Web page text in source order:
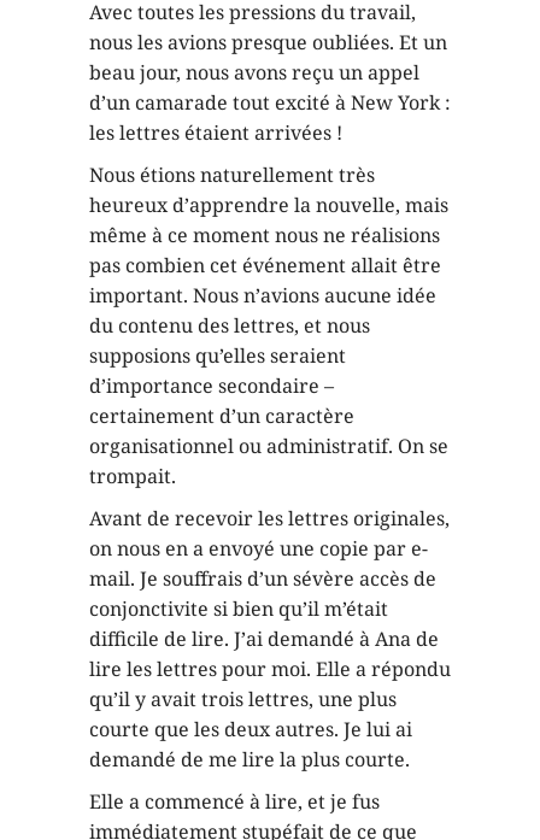
Avec toutes les pressions du travail,
nous les avions presque oubliées. Et un
beau jour, nous avons reçu un appel
d’un camarade tout excité à New York :
les lettres étaient arrivées !
Nous étions naturellement très
heureux d’apprendre la nouvelle, mais
même à ce moment nous ne réalisions
pas combien cet événement allait être
important. Nous n’avions aucune idée
du contenu des lettres, et nous
supposions qu’elles seraient
d’importance secondaire –
certainement d’un caractère
organisationnel ou administratif. On se
trompait.
Avant de recevoir les lettres originales,
on nous en a envoyé une copie par e-
mail. Je souffrais d’un sévère accès de
conjonctivite si bien qu’il m’était
difficile de lire. J’ai demandé à Ana de
lire les lettres pour moi. Elle a répondu
qu’il y avait trois lettres, une plus
courte que les deux autres. Je lui ai
demandé de me lire la plus courte.
Elle a commencé à lire, et je fus
immédiatement stupéfait de ce que